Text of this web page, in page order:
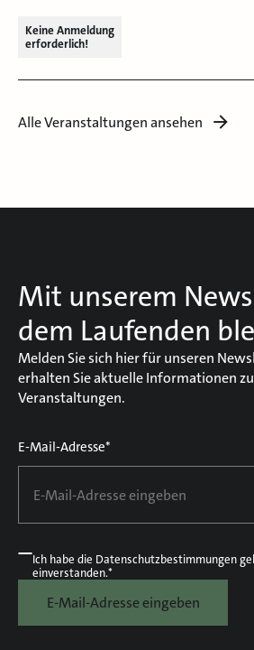
Keine Anmeldung
erforderlich!
Alle Veranstaltungen ansehen
Mit unserem
dem Laufenden
Melden Sie sich hier für unseren
erhalten Sie aktuelle Informationen
Veranstaltungen.
E-Mail-Adresse*
Ich habe die Datenschutzbestimmungen
einverstanden.*
E-Mail-Adresse eingeben